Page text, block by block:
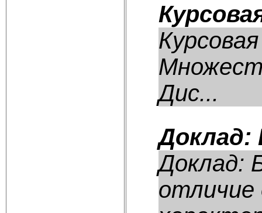
Дис...
Доклад:
Доклад:
отличие